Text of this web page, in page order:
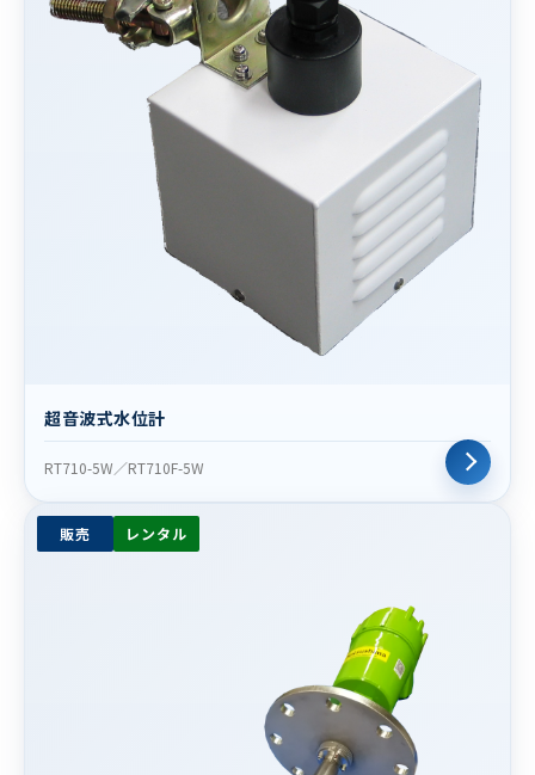
超音波式水位計
RT710-5W／RT710F-5W
販売 レンタル